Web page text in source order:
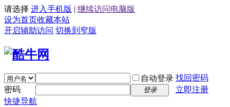
请选择 进入手机版 | 继续访问电脑版
设为首页收藏本站
开启辅助访问 切换到窄版
自动登录 找回密码
密码
登录
立即注册
快捷导航